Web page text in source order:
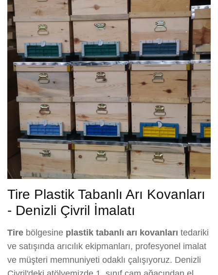
Tire Plastik Tabanlı Arı Kovanları
- Denizli Çivril İmalatı
Tire bölgesine plastik tabanlı arı kovanları tedariki
ve satışında arıcılık ekipmanları, profesyonel imalat
ve müşteri memnuniyeti odaklı çalışıyoruz. Denizli